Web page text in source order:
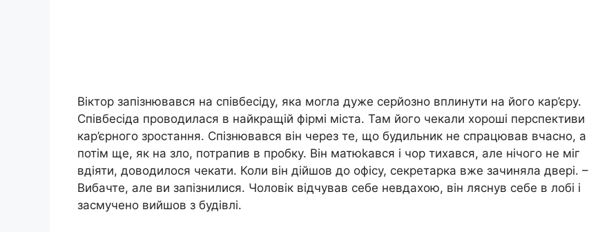
Віктор запізнювався на співбесіду, яка могла дуже серйозно вплинути на його кар’єру.
Співбесіда проводилася в найкращій фірмі міста. Там його чекали хороші перспективи
кар’єрного зростання. Спізнювався він через те, що будильник не спрацював вчасно, а
потім ще, як на зло, потрапив в пробку. Він матюkався і чор тихався, але нічого не міг
вдіяти, доводилося чекати. Коли він дійшов до офісу, секретарка вже зачиняла двері. –
Вибачте, але ви запізнилися. Чоловік відчував себе невдахою, він ляснув себе в лобі і
засмучено вийшов з будівлі.